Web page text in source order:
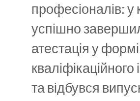
професіоналів: у
успішно
атестація у формі
кваліфікаційного
та відбувся